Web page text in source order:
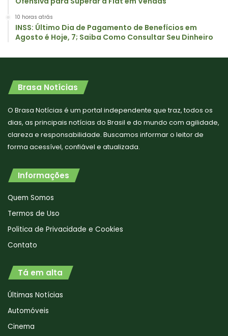
10 horas atrás
INSS: Último Dia de Pagamento de Benefícios em
Agosto é Hoje, 7; Saiba Como Consultar Seu Dinheiro
Brasa Notícias
O Brasa Notícias é um portal independente que traz, todos os
dias, as principais notícias do Brasil e do mundo com agilidade,
clareza e responsabilidade. Buscamos informar o leitor de
forma acessível, confiável e atualizada.
Informações
Quem Somos
Termos de Uso
Politica de Privacidade e Cookies
Contato
Tá em alta
Últimas Notícias
Automóveis
Cinema